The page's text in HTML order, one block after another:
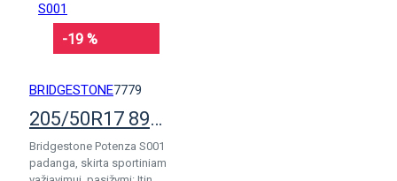
-19 %
BRIDGESTONE7779
205/50R17 89Y Bridgestone Potenza S001
Bridgestone Potenza S001
padanga, skirta sportiniam